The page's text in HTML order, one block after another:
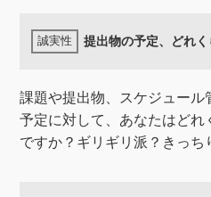
提出物の予定、どれ
課題や提出物、スケジュー
予定に対して、あなたはど
ですか？ギリギリ派？きっち